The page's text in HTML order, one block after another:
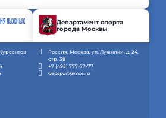
ЛЫЖНЫХ
Департамент спорта
города Москвы
Россия, Москва, ул. Лужники, д. 24,
стр. 38
+7 (495) 777-77-77
depsport@mos.ru